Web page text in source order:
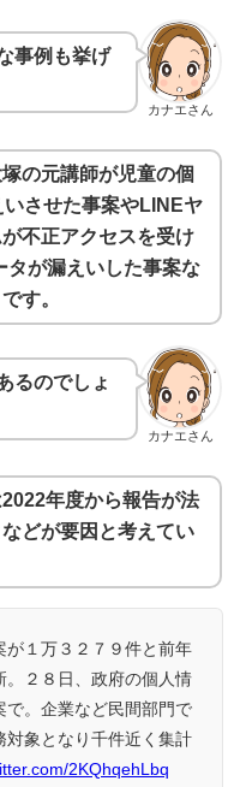
カナエさん
事例も挙げ
の元講師が児童の個
させた事案やLINEヤ
不正アクセスを受け
が漏えいした事案な
す。
カナエさん
るのでしょ
年度から報告が法
どが要因と考えてい
が１万３２７９件と前年
。２８日、政府の個人情
で。企業など民間部門で
対象となり千件近く集計
2KQhqehLbq